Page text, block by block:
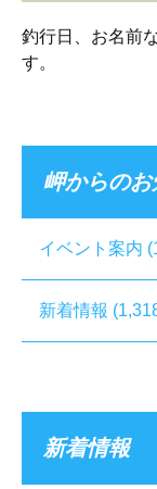
索:
釣行日、お名前
す。
岬からのお
イベント案内
新着情報
新着情報